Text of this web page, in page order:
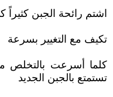
اشتم رائحة الجبن
تكيف مع التغيير بسرعة
كلما أسرعت بالتخلص
تستمتع بالجبن الجديد